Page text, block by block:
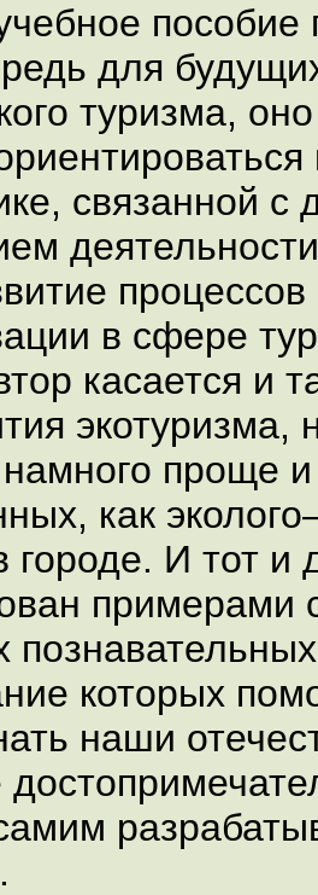
пособие
для
туризма,
связанной с
в сфере
касается и
экотуризма,
проще
как
городе. И тот и
примерами
которых
наши